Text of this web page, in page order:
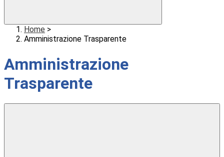
Home >
Amministrazione Trasparente
Amministrazione
Trasparente